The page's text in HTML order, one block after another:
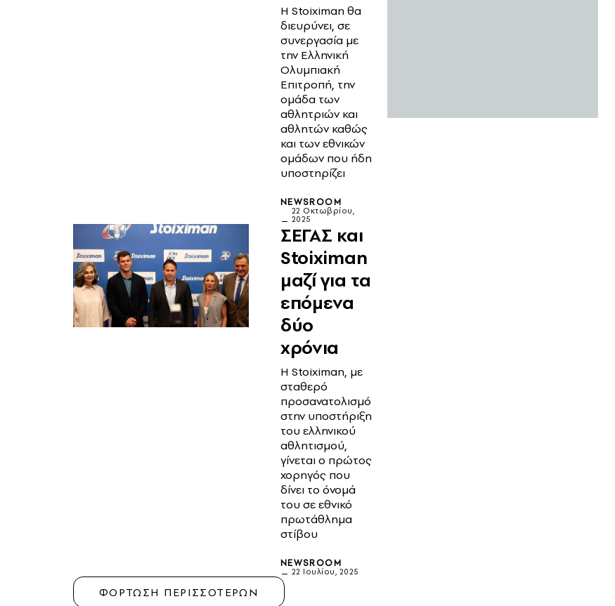
Η Stoiximan θα
διευρύνει, σε
συνεργασία με
την Ελληνική
Ολυμπιακή
Επιτροπή, την
ομάδα των
αθλητριών και
αθλητών καθώς
και των εθνικών
ομάδων που ήδη
υποστηρίζει
NEWSROOM
22 Οκτωβρίου,
2025
ΣΕΓΑΣ και
Stoiximan
μαζί για τα
επόμενα
δύο
χρόνια
Η Stoiximan, με
σταθερό
προσανατολισμό
στην υποστήριξη
του ελληνικού
αθλητισμού,
γίνεται ο πρώτος
χορηγός που
δίνει το όνομά
του σε εθνικό
πρωτάθλημα
στίβου
NEWSROOM
22 Ιουλίου, 2025
ΦΟΡΤΩΣΗ ΠΕΡΙΣΣΟΤΕΡΩΝ